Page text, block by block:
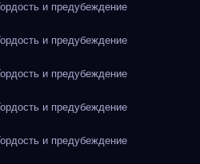
и предубеждение
и предубеждение
и предубеждение
и предубеждение
и предубеждение